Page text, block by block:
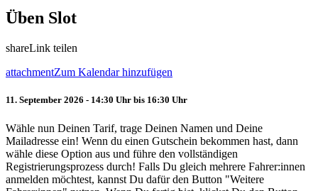
Üben Slot
shareLink teilen
attachmentZum Kalendar hinzufügen
11. September 2026 - 14:30 Uhr bis 16:30 Uhr
Wähle nun Deinen Tarif, trage Deinen Namen und Deine
Mailadresse ein! Wenn du einen Gutschein bekommen hast, dann
wähle diese Option aus und führe den vollständigen
Registrierungsprozess durch! Falls Du gleich mehrere Fahrer:innen
anmelden möchtest, kannst Du dafür den Button "Weitere